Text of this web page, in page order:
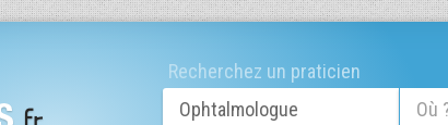
Recherchez un praticien